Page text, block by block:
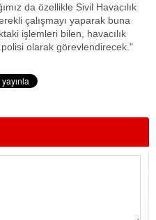
da özellikle Sivil Havacılık
çalışmayı yaparak buna
işlemleri bilen, havacılık
olarak görevlendirecek."